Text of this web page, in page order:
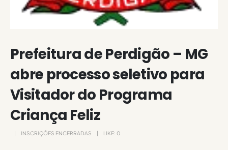
Prefeitura de Perdigão – MG
abre processo seletivo para
Visitador do Programa
Criança Feliz
INSCRIÇÕES ENCERRADAS LIKE: 0